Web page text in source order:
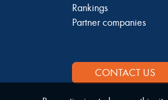
Rankings
Partner companies
CONTACT US